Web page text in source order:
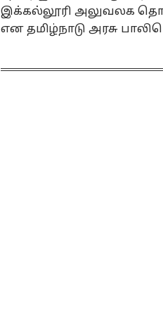
இக்கல்லூரி அலுவலக
என தமிழ்நாடு அரசு
LOGIN